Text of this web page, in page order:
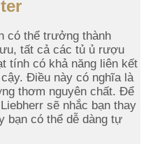
có thể trưởng thành
tất cả các tủ ủ rượu
tính có khả năng liên kết
Điều này có nghĩa là
thơm nguyên chất. Để
sẽ nhắc bạn thay
bạn có thể dễ dàng tự